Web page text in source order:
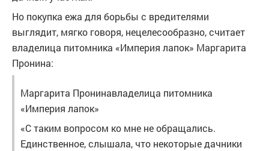
Но покупка ежа для борьбы с вредителями
выглядит, мягко говоря, нецелесообразно, считает
владелица питомника «Империя лапок» Маргарита
Пронина:
Маргарита Пронинавладелица питомника
«Империя лапок»
«С таким вопросом ко мне не обращались.
Единственное, слышала, что некоторые дачники